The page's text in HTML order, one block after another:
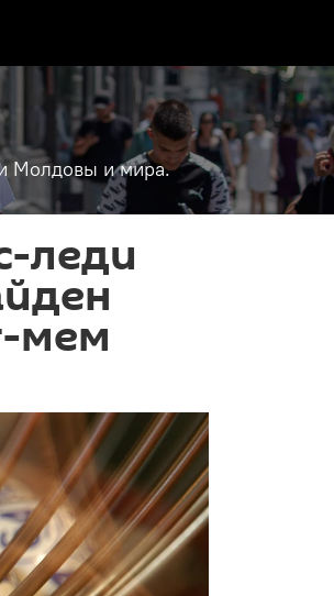
Молдовы и мира.
леди
мем